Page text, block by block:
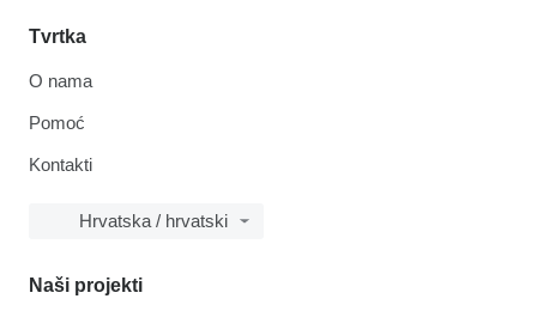
Tvrtka
O nama
Pomoć
Kontakti
Hrvatska / hrvatski
Naši projekti